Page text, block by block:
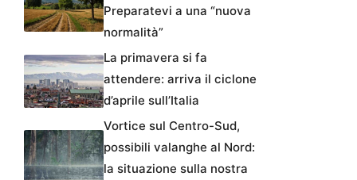
Preparatevi a una “nuova
normalità”
La primavera si fa
attendere: arriva il ciclone
d’aprile sull’Italia
Vortice sul Centro-Sud,
possibili valanghe al Nord:
la situazione sulla nostra